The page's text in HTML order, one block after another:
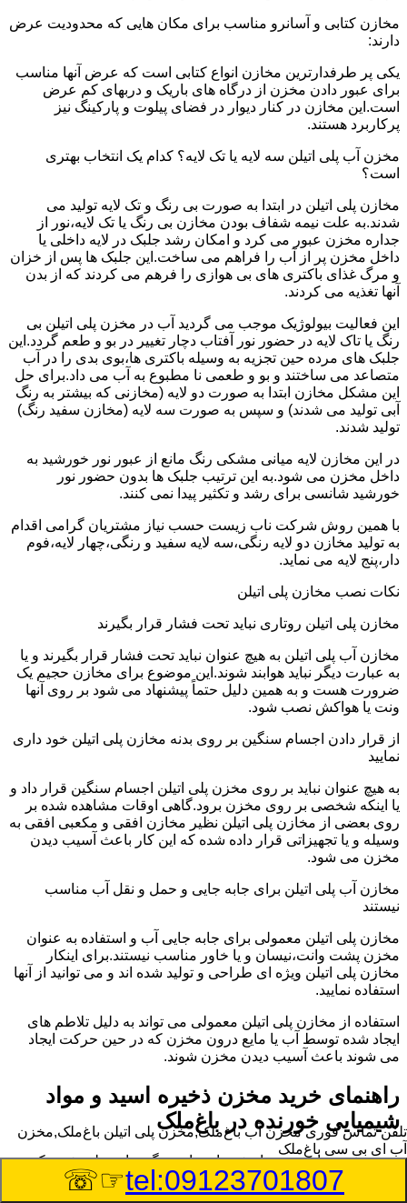
مخازن کتابی و آسانرو مناسب برای مکان هایی که محدودیت عرض
دارند:
یکی پر طرفدارترین مخازن انواع کتابی است که عرض آنها مناسب
برای عبور دادن مخزن از درگاه های باریک و دربهای کم عرض
است.این مخازن در کنار دیوار در فضای پیلوت و پارکینگ نیز
پرکاربرد هستند.
مخزن آب پلی اتیلن سه لایه یا تک لایه؟ کدام یک انتخاب بهتری
است؟
مخازن پلی اتیلن در ابتدا به صورت بی رنگ و تک لایه تولید می
شدند.به علت نیمه شفاف بودن مخازن بی رنگ یا تک لایه،نور از
جداره مخزن عبور می کرد و امکان رشد جلبک در لایه داخلی یا
داخل مخزن پر از آب را فراهم می ساخت.این جلبک ها پس از خزان
و مرگ غذای باکتری های بی هوازی را فرهم می کردند که از بدن
آنها تغذیه می کردند.
این فعالیت بیولوژیک موجب می گردید آب در مخزن پلی اتیلن بی
رنگ یا تاک لایه در حضور نور آفتاب دچار تغییر در بو و طعم گردد.این
جلبک های مرده حین تجزیه به وسیله باکتری ها،بوی بدی را در آب
متصاعد می ساختند و بو و طعمی نا مطبوع به آب می داد.برای حل
این مشکل مخازن ابتدا به صورت دو لایه (مخازنی که بیشتر به رنگ
آبی تولید می شدند) و سپس به صورت سه لایه (مخازن سفید رنگ)
تولید شدند.
در این مخازن لایه میانی مشکی رنگ مانع از عبور نور خورشید به
داخل مخزن می شود.به این ترتیب جلبک ها بدون حضور نور
خورشید شانسی برای رشد و تکثیر پیدا نمی کنند.
با همین روش شرکت ناب زیست حسب نیاز مشتریان گرامی اقدام
به تولید مخازن دو لایه رنگی،سه لایه سفید و رنگی،چهار لایه،فوم
دار،پنج لایه می نماید.
نکات نصب مخازن پلی اتیلن
مخازن پلی اتیلن روتاری نباید تحت فشار قرار بگیرند
مخازن آب پلی اتیلن به هیچ عنوان نباید تحت فشار قرار بگیرند و یا
به عبارت دیگر نباید هوابند شوند.این موضوع برای مخازن حجیم یک
ضرورت هست و به همین دلیل حتماً پیشنهاد می شود بر روی آنها
ونت یا هواکش نصب شود.
از قرار دادن اجسام سنگین بر روی بدنه مخازن پلی اتیلن خود داری
نمایید
به هیچ عنوان نباید بر روی مخزن پلی اتیلن اجسام سنگین قرار داد و
یا اینکه شخصی بر روی مخزن برود.گاهی اوقات مشاهده شده بر
روی بعضی از مخازن پلی اتیلن نظیر مخازن افقی و مکعبی افقی به
وسیله و یا تجهیزاتی قرار داده شده که این کار باعث آسیب دیدن
مخزن می شود.
مخازن آب پلی اتیلن برای جابه جایی و حمل و نقل آب مناسب
نیستند
مخازن پلی اتیلن معمولی برای جابه جایی آب و استفاده به عنوان
مخزن پشت وانت،نیسان و یا خاور مناسب نیستند.برای اینکار
مخازن پلی اتیلن ویژه ای طراحی و تولید شده اند و می توانید از آنها
استفاده نمایید.
استفاده از مخازن پلی اتیلن معمولی می تواند به دلیل تلاطم های
ایجاد شده توسط آب یا مایع درون مخزن که در حین حرکت ایجاد
می شوند باعث آسیب دیدن مخزن شوند.
راهنمای خرید مخزن ذخیره اسید و مواد
شیمیایی خورنده در باغ‌ملک
مخزن ذخیره اسید و مواد شیمیایی باید به گونه ای تولید شوند که
بتوانند در برابر چگالی نسبتا بالا و خورندگی انواع اسیدها مقاومت
کافی داشته باشند.به همین دلیل نمی توان در هر مخزنی اسید و مواد
تلفن تماس فوریمخزن آب باغ‌ملک,مخزن پلی اتیلن باغ‌ملک,مخزن
آب ای بی سی باغ‌ملک
tel:09123701807
☞☏